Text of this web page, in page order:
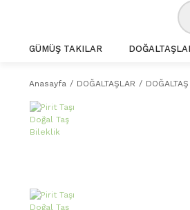
GÜMÜŞ TAKILAR
Anasayfa DOĞALTAŞLAR